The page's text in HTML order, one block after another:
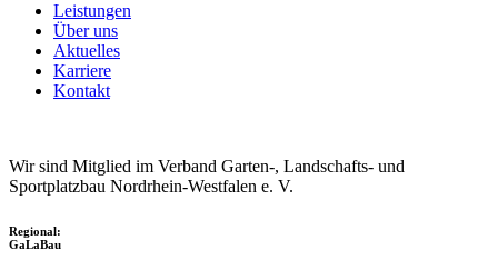
Leistungen
Über uns
Aktuelles
Karriere
Kontakt
Wir sind Mitglied im Verband Garten-, Landschafts- und
Sportplatzbau Nordrhein-Westfalen e. V.
Regional:
GaLaBau